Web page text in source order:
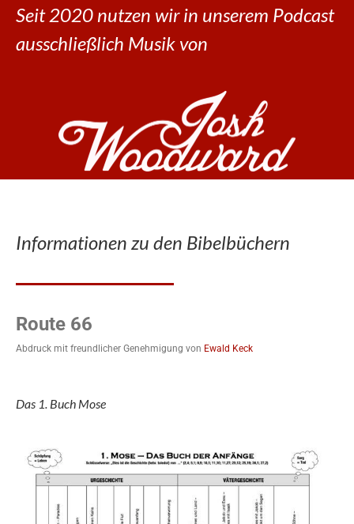
Seit 2020 nutzen wir in unserem Podcast
ausschließlich Musik von
Informationen zu den Bibelbüchern
Route 66
Abdruck mit freundlicher Genehmigung von Ewald Keck
Das 1. Buch Mose